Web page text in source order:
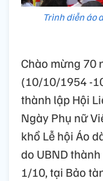
Trình diễn áo
Chào mừng 70
(10/10/1954 -
thành lập Hội
Ngày Phụ nữ
khổ Lễ hội Áo
do UBND
1/10, tại Bảo